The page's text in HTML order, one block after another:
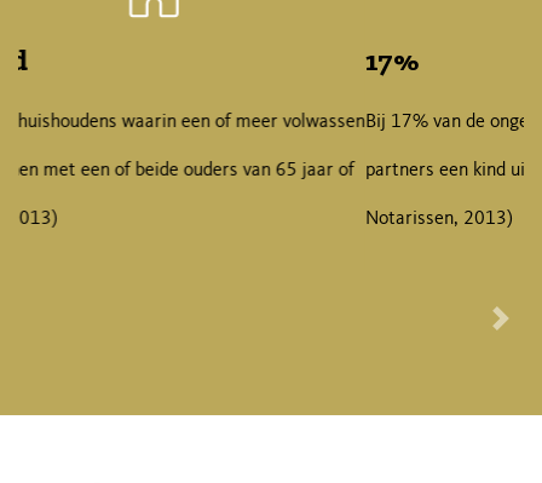
14
Bij 17% van de ongetrouwde samenwoners heeft een van de
partners een kind uit een eerdere relatie. (bron: Netwerk
Notarissen, 2013)